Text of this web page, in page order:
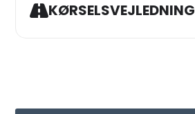
KØRSELSVEJLEDNING